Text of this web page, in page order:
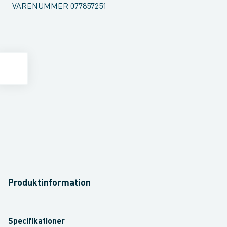
VARENUMMER 077857251
Produktinformation
Specifikationer